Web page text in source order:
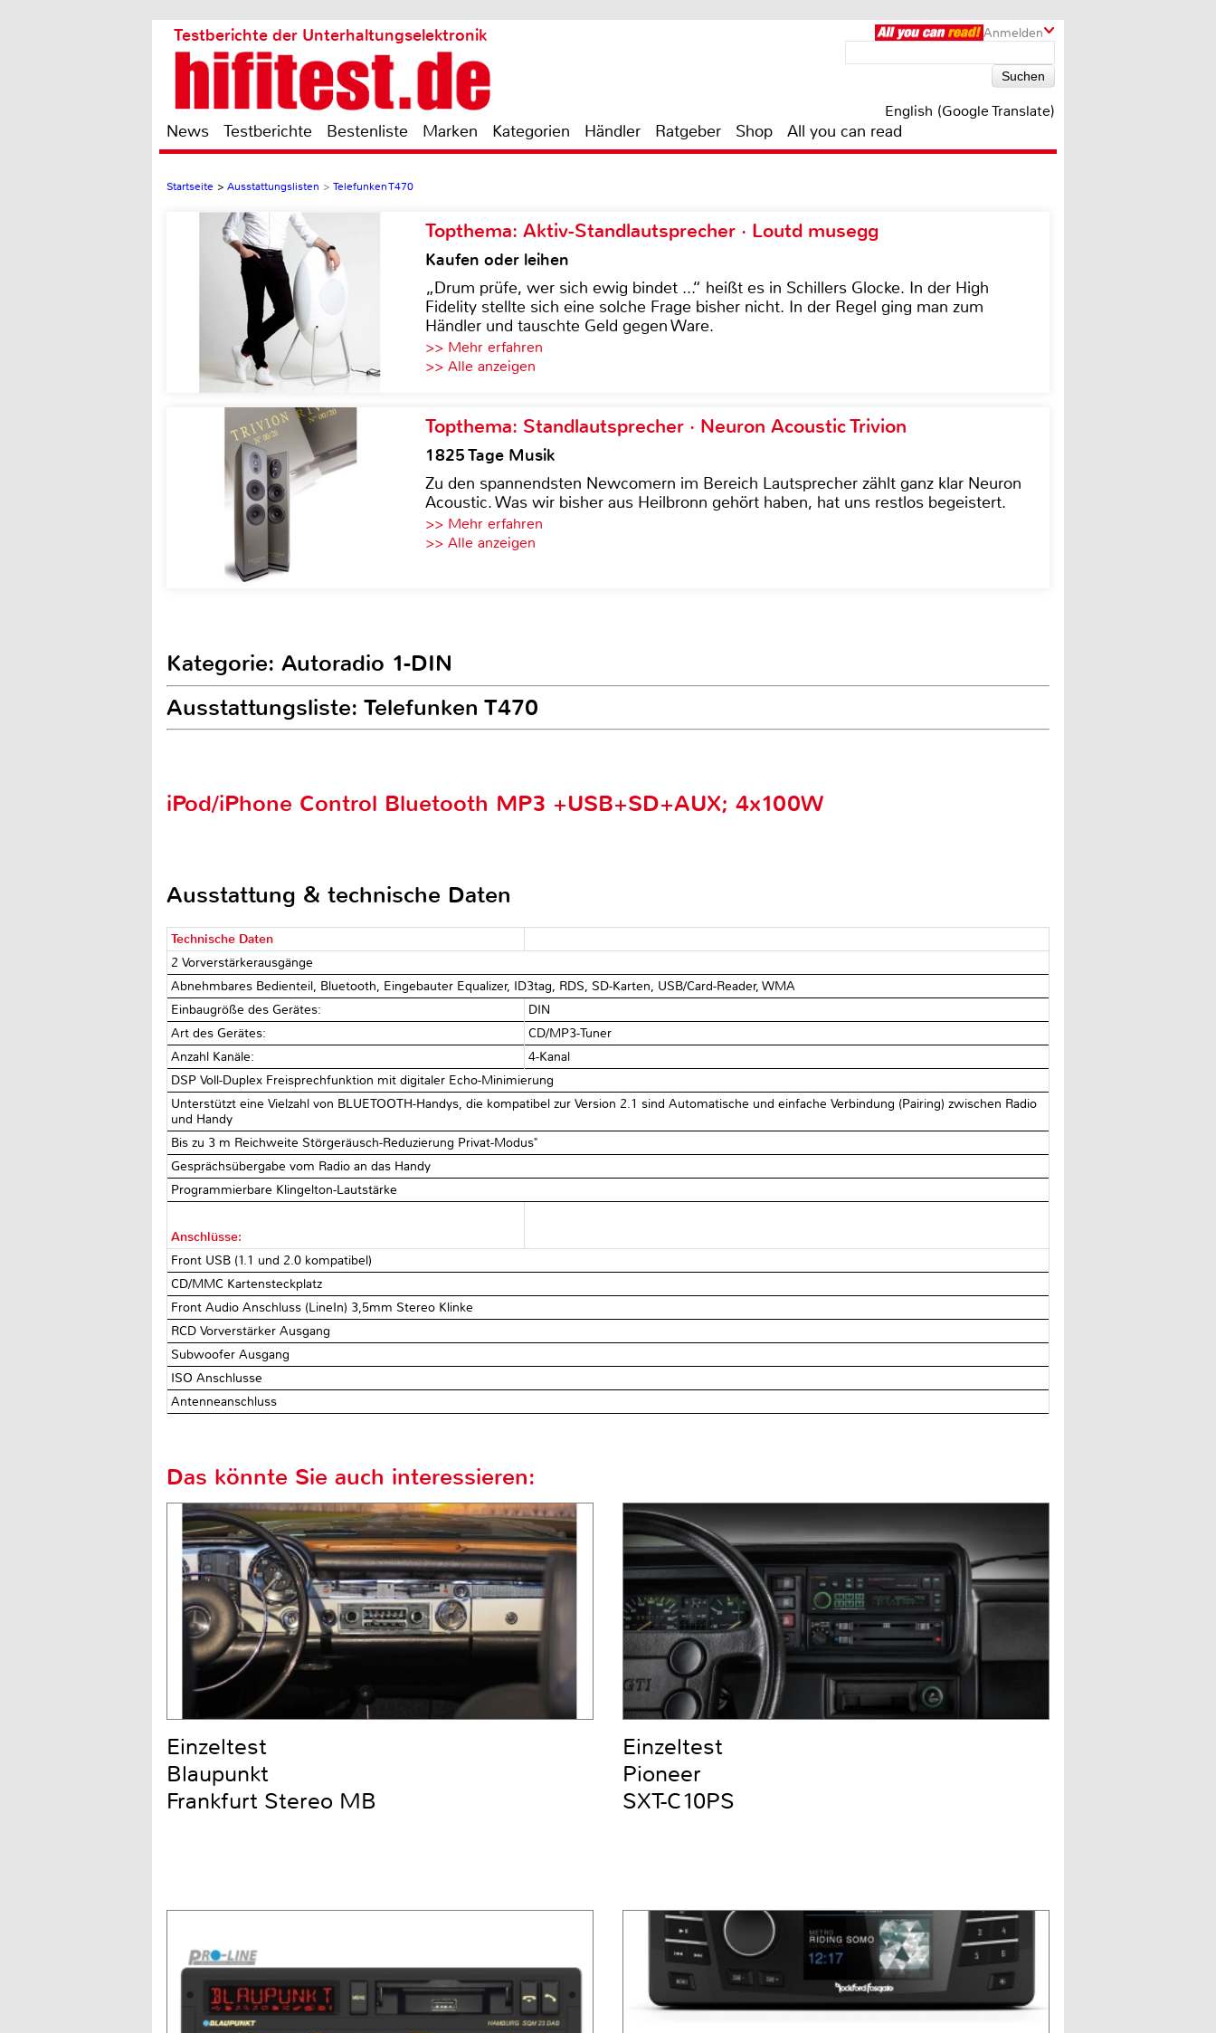
Anmelden
Testberichte der Unterhaltungselektronik
English (Google Translate)
News Testberichte Bestenliste Marken Kategorien Händler Ratgeber Shop All you can read
Startseite > Ausstattungslisten > Telefunken T470
Topthema: Aktiv-Standlautsprecher · Loutd musegg
Kaufen oder leihen
„Drum prüfe, wer sich ewig bindet ...“ heißt es in Schillers Glocke. In der High
Fidelity stellte sich eine solche Frage bisher nicht. In der Regel ging man zum
Händler und tauschte Geld gegen Ware.
>> Mehr erfahren
>> Alle anzeigen
Topthema: Standlautsprecher · Neuron Acoustic Trivion
1825 Tage Musik
Zu den spannendsten Newcomern im Bereich Lautsprecher zählt ganz klar Neuron
Acoustic. Was wir bisher aus Heilbronn gehört haben, hat uns restlos begeistert.
>> Mehr erfahren
>> Alle anzeigen
Kategorie: Autoradio 1-DIN
Ausstattungsliste: Telefunken T470
iPod/iPhone Control Bluetooth MP3 +USB+SD+AUX; 4x100W
Ausstattung & technische Daten
Technische Daten
2 Vorverstärkerausgänge
Abnehmbares Bedienteil, Bluetooth, Eingebauter Equalizer, ID3tag, RDS, SD-Karten, USB/Card-Reader, WMA
Einbaugröße des Gerätes:
DIN
Art des Gerätes:
CD/MP3-Tuner
Anzahl Kanäle:
4-Kanal
DSP Voll-Duplex Freisprechfunktion mit digitaler Echo-Minimierung
Unterstützt eine Vielzahl von BLUETOOTH-Handys, die kompatibel zur Version 2.1 sind Automatische und einfache Verbindung (Pairing) zwischen Radio
und Handy
Bis zu 3 m Reichweite Störgeräusch-Reduzierung Privat-Modus"
Gesprächsübergabe vom Radio an das Handy
Programmierbare Klingelton-Lautstärke
Anschlüsse:
Front USB (1.1 und 2.0 kompatibel)
CD/MMC Kartensteckplatz
Front Audio Anschluss (LineIn) 3,5mm Stereo Klinke
RCD Vorverstärker Ausgang
Subwoofer Ausgang
ISO Anschlusse
Antenneanschluss
Das könnte Sie auch interessieren:
Einzeltest
Blaupunkt
Frankfurt Stereo MB
Einzeltest
Pioneer
SXT-C10PS